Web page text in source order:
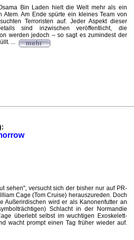
Bin Laden hielt die Welt mehr als ein
Atem. Am Ende spürte ein kleines Team von
Terroristen auf. Jeder Aspekt dieser
sind inzwischen veröffentlicht, die
werden jedoch – so sagt es zumindest der
...
sehen", versucht sich der bisher nur auf PR-
Cage (Tom Cruise) herauszureden. Doch
Außerirdischen wird er als Kanonenfutter an
Schlacht in der Normandie
überlebt selbst im wuchtigen Exoskelett-
wacht prompt einen Tag früher wieder auf.